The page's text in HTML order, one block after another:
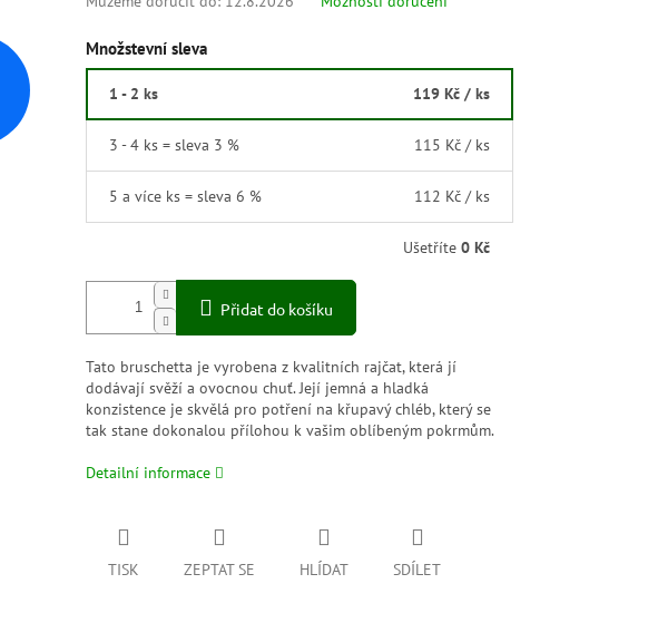
Množstevní sleva
1 - 2 ks 119 Kč / ks
3 - 4 ks = sleva 3 % 115 Kč / ks
5 a více ks = sleva 6 % 112 Kč / ks
Ušetříte0 Kč
Přidat do košíku
Tato bruschetta je vyrobena z kvalitních rajčat, která jí
dodávají svěží a ovocnou chuť. Její jemná a hladká
konzistence je skvělá pro potření na křupavý chléb, který se
tak stane dokonalou přílohou k vašim oblíbeným pokrmům.
Detailní informace
TISK ZEPTAT SE HLÍDAT SDÍLET